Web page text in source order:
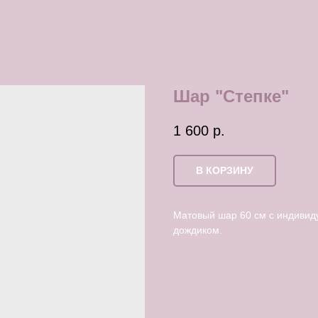
Шар "Степке"
1 600 р.
В КОРЗИНУ
Матовый шар 60 см с
дождиком.